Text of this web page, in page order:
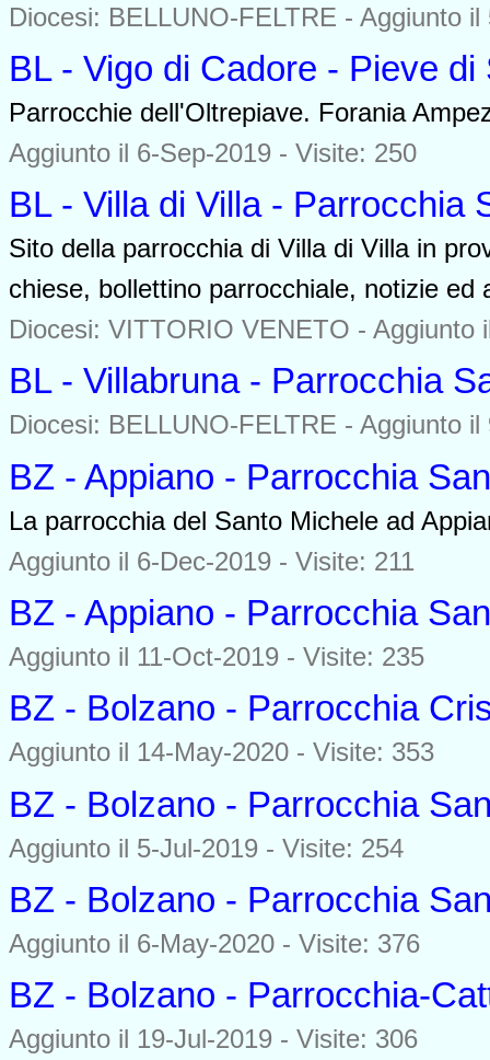
Diocesi: BELLUNO-FELTRE - Aggiunto il
BL - Vigo di Cadore - Pieve di
Parrocchie dell'Oltrepiave. Forania
Aggiunto il 6-Sep-2019 - Visite: 250
BL - Villa di Villa - Parrocchia
Sito della parrocchia di Villa di Villa in
chiese, bollettino parrocchiale, notizie ed
Diocesi: VITTORIO VENETO - Aggiunto
BL - Villabruna - Parrocchia
Diocesi: BELLUNO-FELTRE - Aggiunto il
BZ - Appiano - Parrocchia
La parrocchia del Santo Michele ad
Aggiunto il 6-Dec-2019 - Visite: 211
BZ - Appiano - Parrocchia
Aggiunto il 11-Oct-2019 - Visite: 235
BZ - Bolzano - Parrocchia
Aggiunto il 14-May-2020 - Visite: 353
BZ - Bolzano - Parrocchia
Aggiunto il 5-Jul-2019 - Visite: 254
BZ - Bolzano - Parrocchia
Aggiunto il 6-May-2020 - Visite: 376
BZ - Bolzano - Parrocchia-
Aggiunto il 19-Jul-2019 - Visite: 306